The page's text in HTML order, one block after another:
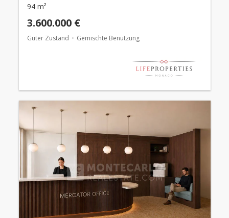
94 m²
3.600.000 €
Guter Zustand Gemischte Benutzung